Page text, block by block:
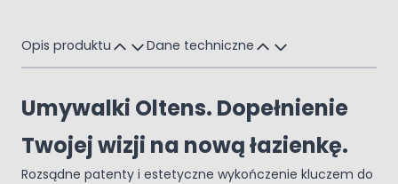
Opis produktu Dane techniczne
Umywalki Oltens. Dopełnienie
Twojej wizji na nową łazienkę.
Rozsądne patenty i estetyczne wykończenie kluczem do